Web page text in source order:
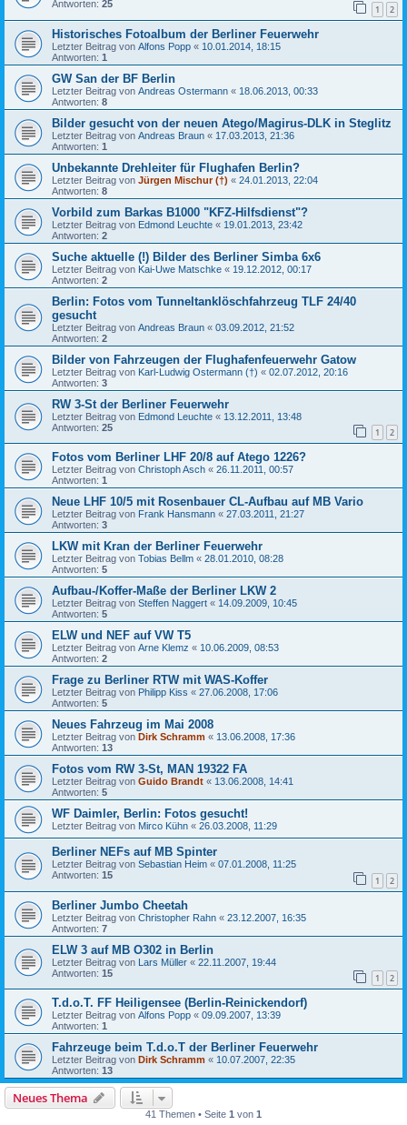
Antworten: 25 1 2
Historisches Fotoalbum der Berliner Feuerwehr
Letzter Beitrag von Alfons Popp « 10.01.2014, 18:15
Antworten: 1
GW San der BF Berlin
Letzter Beitrag von Andreas Ostermann « 18.06.2013, 00:33
Antworten: 8
Bilder gesucht von der neuen Atego/Magirus-DLK in Steglitz
Letzter Beitrag von Andreas Braun « 17.03.2013, 21:36
Antworten: 1
Unbekannte Drehleiter für Flughafen Berlin?
Letzter Beitrag von Jürgen Mischur (†) « 24.01.2013, 22:04
Antworten: 8
Vorbild zum Barkas B1000 "KFZ-Hilfsdienst"?
Letzter Beitrag von Edmond Leuchte « 19.01.2013, 23:42
Antworten: 2
Suche aktuelle (!) Bilder des Berliner Simba 6x6
Letzter Beitrag von Kai-Uwe Matschke « 19.12.2012, 00:17
Antworten: 2
Berlin: Fotos vom Tunneltanklöschfahrzeug TLF 24/40
gesucht
Letzter Beitrag von Andreas Braun « 03.09.2012, 21:52
Antworten: 2
Bilder von Fahrzeugen der Flughafenfeuerwehr Gatow
Letzter Beitrag von Karl-Ludwig Ostermann (†) « 02.07.2012, 20:16
Antworten: 3
RW 3-St der Berliner Feuerwehr
Letzter Beitrag von Edmond Leuchte « 13.12.2011, 13:48
Antworten: 25 1 2
Fotos vom Berliner LHF 20/8 auf Atego 1226?
Letzter Beitrag von Christoph Asch « 26.11.2011, 00:57
Antworten: 1
Neue LHF 10/5 mit Rosenbauer CL-Aufbau auf MB Vario
Letzter Beitrag von Frank Hansmann « 27.03.2011, 21:27
Antworten: 3
LKW mit Kran der Berliner Feuerwehr
Letzter Beitrag von Tobias Bellm « 28.01.2010, 08:28
Antworten: 5
Aufbau-/Koffer-Maße der Berliner LKW 2
Letzter Beitrag von Steffen Naggert « 14.09.2009, 10:45
Antworten: 5
ELW und NEF auf VW T5
Letzter Beitrag von Arne Klemz « 10.06.2009, 08:53
Antworten: 2
Frage zu Berliner RTW mit WAS-Koffer
Letzter Beitrag von Philipp Kiss « 27.06.2008, 17:06
Antworten: 5
Neues Fahrzeug im Mai 2008
Letzter Beitrag von Dirk Schramm « 13.06.2008, 17:36
Antworten: 13
Fotos vom RW 3-St, MAN 19322 FA
Letzter Beitrag von Guido Brandt « 13.06.2008, 14:41
Antworten: 5
WF Daimler, Berlin: Fotos gesucht!
Letzter Beitrag von Mirco Kühn « 26.03.2008, 11:29
Berliner NEFs auf MB Spinter
Letzter Beitrag von Sebastian Heim « 07.01.2008, 11:25
Antworten: 15 1 2
Berliner Jumbo Cheetah
Letzter Beitrag von Christopher Rahn « 23.12.2007, 16:35
Antworten: 7
ELW 3 auf MB O302 in Berlin
Letzter Beitrag von Lars Müller « 22.11.2007, 19:44
Antworten: 15 1 2
T.d.o.T. FF Heiligensee (Berlin-Reinickendorf)
Letzter Beitrag von Alfons Popp « 09.09.2007, 13:39
Antworten: 1
Fahrzeuge beim T.d.o.T der Berliner Feuerwehr
Letzter Beitrag von Dirk Schramm « 10.07.2007, 22:35
Antworten: 13
Neues Thema
41 Themen • Seite 1 von 1